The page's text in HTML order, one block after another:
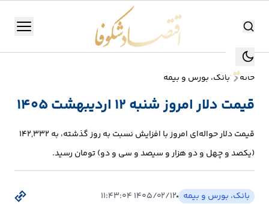
جستجو جستجو
منو
تولید
و
انرژی
خانه بانک، بورس و بیمه
قیمت دلار امروز شنبه ۱۲ اردیبهشت ۱۴۰۵
قیمت دلار حواله‌ای امروز با افزایش نسبت به روز گذشته، به 142,332
(یکصد و چهل و دو هزار و سیصد و سی و دو) تومان رسید.
بانک، بورس و بیمه ۱۴۰۵/۰۲/۱۲ ۱۱:۴۳:۰۴